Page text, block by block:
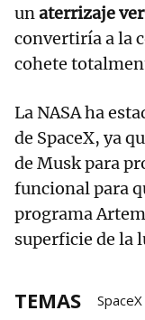
unaterrizaje
convertiría a la
cohete
La NASA ha
de SpaceX, ya
de Musk para
funcional para
programa
superficie de la
TEMAS SpaceX